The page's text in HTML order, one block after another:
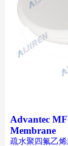
Advantec
Membrane
疏水聚四氟乙烯